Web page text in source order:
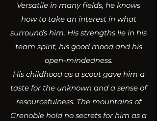
Versatile in many fields, he knows
how to take an interest in what
surrounds him. His strengths lie in his
team spirit, his good mood and his
open-mindedness.
His childhood as a scout gave him a
taste for the unknown and a sense of
resourcefulness. The mountains of
Grenoble hold no secrets for him as a